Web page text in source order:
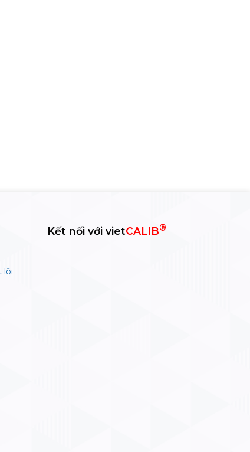
lõi
Kết nối với vietCALIB®